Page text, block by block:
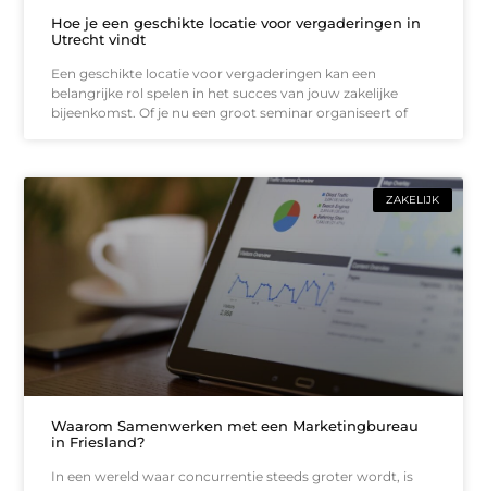
Hoe je een geschikte locatie voor vergaderingen in
Utrecht vindt
Een geschikte locatie voor vergaderingen kan een
belangrijke rol spelen in het succes van jouw zakelijke
bijeenkomst. Of je nu een groot seminar organiseert of
ZAKELIJK
Waarom Samenwerken met een Marketingbureau
in Friesland?
In een wereld waar concurrentie steeds groter wordt, is